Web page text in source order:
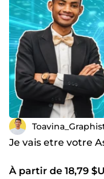
Je vais etre votre
À partir de 18,79